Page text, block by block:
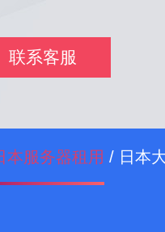
联系客服
本服务器租用 / 日本